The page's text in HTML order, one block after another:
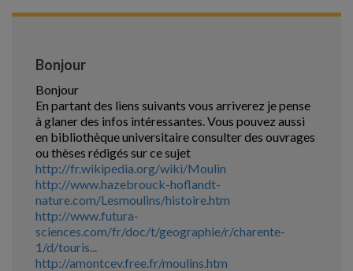
Bonjour
Bonjour
En partant des liens suivants vous arriverez je pense
à glaner des infos intéressantes. Vous pouvez aussi
en bibliothèque universitaire consulter des ouvrages
ou thèses rédigés sur ce sujet
http://fr.wikipedia.org/wiki/Moulin
http://www.hazebrouck-hoflandt-
nature.com/Lesmoulins/histoire.htm
http://www.futura-
sciences.com/fr/doc/t/geographie/r/charente-
1/d/touris...
http://amontcev.free.fr/moulins.htm